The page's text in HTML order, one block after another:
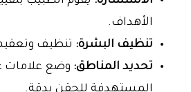
الأهداف.
تنظيف البشرة: تنظيف
تحديد المناطق: وضع علامات
المستهدفة للحقن بدقة.